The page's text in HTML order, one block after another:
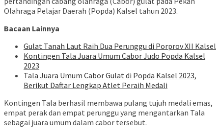
Olahraga Pelajar Daerah (Popda) Kalsel tahun 2023.
Bacaan Lainnya
Gulat Tanah Laut Raih Dua Perunggu di Porprov XII Kalsel
Kontingen Tala Juara Umum Cabor Judo Popda Kalsel
2023
Tala Juara Umum Cabor Gulat di Popda Kalsel 2023,
Berikut Daftar Lengkap Atlet Peraih Medali
Kontingen Tala berhasil membawa pulang tujuh medali emas,
empat perak dan empat perunggu yang mengantarkan Tala
sebagai juara umum dalam cabor tersebut.